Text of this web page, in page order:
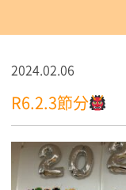
2024.02.06
R6.2.3節分